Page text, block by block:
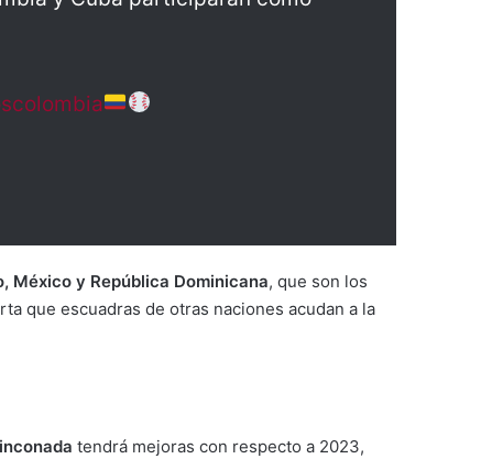
México y República Dominicana, que son los
que escuadras de otras naciones acudan a la
tendrá mejoras con respecto a 2023,